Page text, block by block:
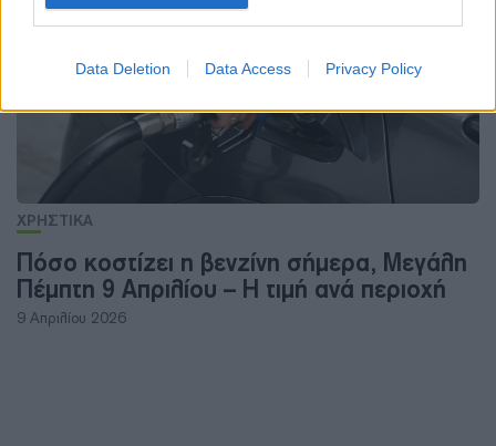
Data Deletion Data Access Privacy Policy
ΧΡΗΣΤΙΚΑ
Πόσο κοστίζει η βενζίνη σήμερα, Μεγάλη
Πέμπτη 9 Απριλίου – Η τιμή ανά περιοχή
9 Απριλίου 2026